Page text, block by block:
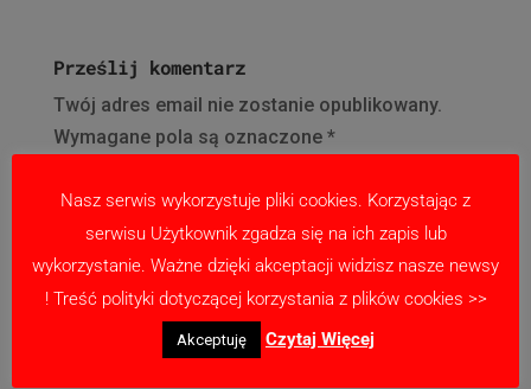
Prześlij komentarz
Twój adres email nie zostanie opublikowany.
Wymagane pola są oznaczone *
Nasz serwis wykorzystuje pliki cookies. Korzystając z
serwisu Użytkownik zgadza się na ich zapis lub
wykorzystanie. Ważne dzięki akceptacji widzisz nasze newsy
! Treść polityki dotyczącej korzystania z plików cookies >>
Akceptuję Czytaj Więcej